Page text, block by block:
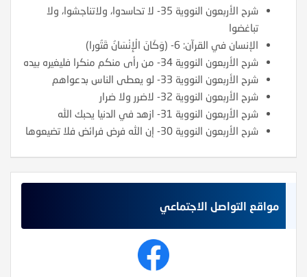
شرح الأربعون النووية 35- لا تحاسدوا، ولاتناجشوا، ولا
تباغضوا
الإنسان في القرآن: 6- (وَكَانَ الْإِنْسَانُ قَتُورا)
شرح الأربعون النووية 34- من رأى منكم منكرا فليغيره بيده
شرح الأربعون النووية 33- لو يعطى الناس بدعواهم
شرح الأربعون النووية 32- لاضرر ولا ضرار
شرح الأربعون النووية 31- ازهد في الدنيا يحبك الله
شرح الأربعون النووية 30- إن الله فرض فرائض فلا تضيعوها
مواقع التواصل الاجتماعي